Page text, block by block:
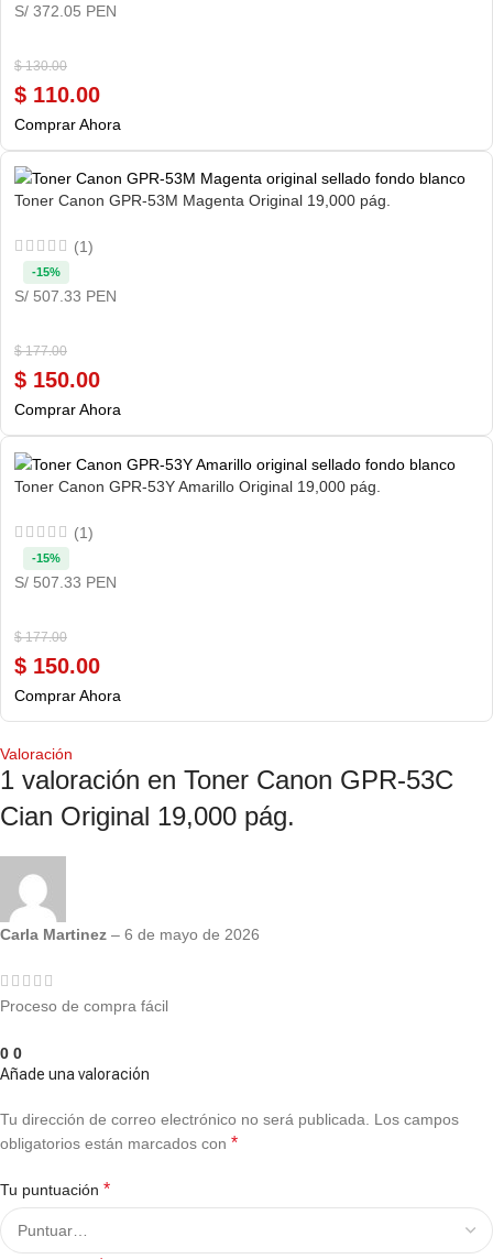
$130.00
$ 110.00
S/ 372.05 PEN
Comprar Ahora
Toner Canon GPR-53M Magenta Original 19,000 pág.
(1)
$177.00
$ 150.00
-15%
S/ 507.33 PEN
Comprar Ahora
Toner Canon GPR-53Y Amarillo Original 19,000 pág.
(1)
$177.00
$ 150.00
-15%
S/ 507.33 PEN
Comprar Ahora
Valoración
1 valoración en Toner Canon GPR-53C
Cian Original 19,000 pág.
Carla Martinez – 6 de mayo de 2026
Proceso de compra fácil
0 0
Añade una valoración
Tu dirección de correo electrónico no será publicada.
Los campos
obligatorios están marcados con *
Tu puntuación *